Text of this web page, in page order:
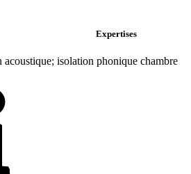
Expertises
isolation phonique chambre